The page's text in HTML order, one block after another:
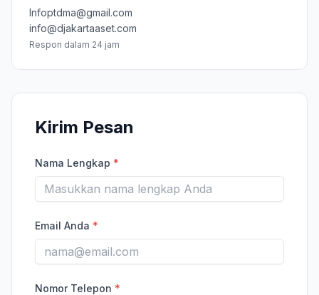
Infoptdma@gmail.com
info@djakartaaset.com
Respon dalam 24 jam
Kirim Pesan
Nama Lengkap *
Email Anda *
Nomor Telepon *